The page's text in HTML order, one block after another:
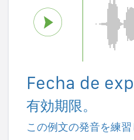
Fecha de
有効期限。
この例文の発音を練習